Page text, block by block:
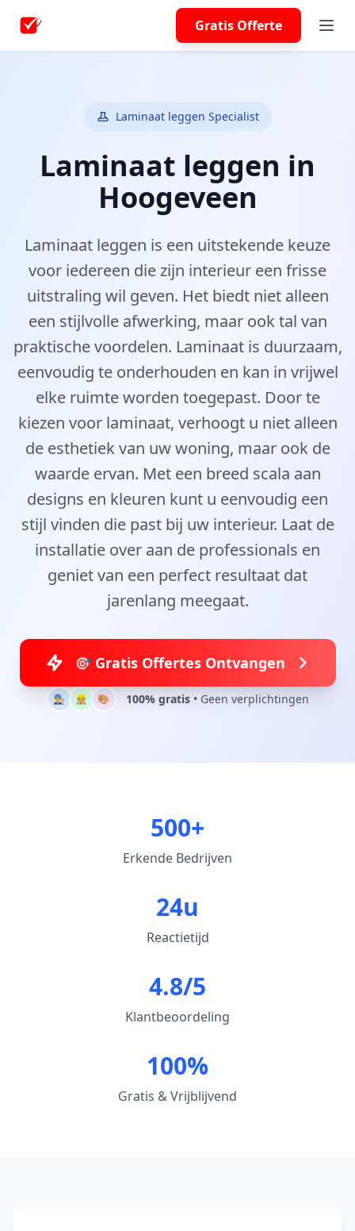
Gratis Offerte
Laminaat leggen Specialist
Laminaat leggen in
Hoogeveen
Laminaat leggen is een uitstekende keuze
voor iedereen die zijn interieur een frisse
uitstraling wil geven. Het biedt niet alleen
een stijlvolle afwerking, maar ook tal van
praktische voordelen. Laminaat is duurzaam,
eenvoudig te onderhouden en kan in vrijwel
elke ruimte worden toegepast. Door te
kiezen voor laminaat, verhoogt u niet alleen
de esthetiek van uw woning, maar ook de
waarde ervan. Met een breed scala aan
designs en kleuren kunt u eenvoudig een
stijl vinden die past bij uw interieur. Laat de
installatie over aan de professionals en
geniet van een perfect resultaat dat
jarenlang meegaat.
🎯 Gratis Offertes Ontvangen
👨‍🔧 👷 🎨 100% gratis• Geen verplichtingen
500+
Erkende Bedrijven
24u
Reactietijd
4.8/5
Klantbeoordeling
100%
Gratis & Vrijblijvend